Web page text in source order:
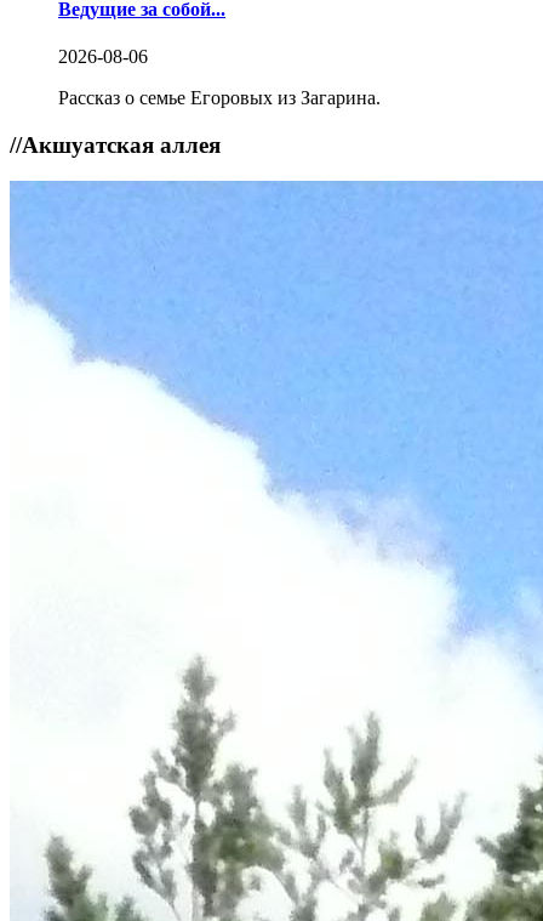
Ведущие за собой...
2026-08-06
Рассказ о семье Егоровых из Загарина.
//Акшуатская аллея